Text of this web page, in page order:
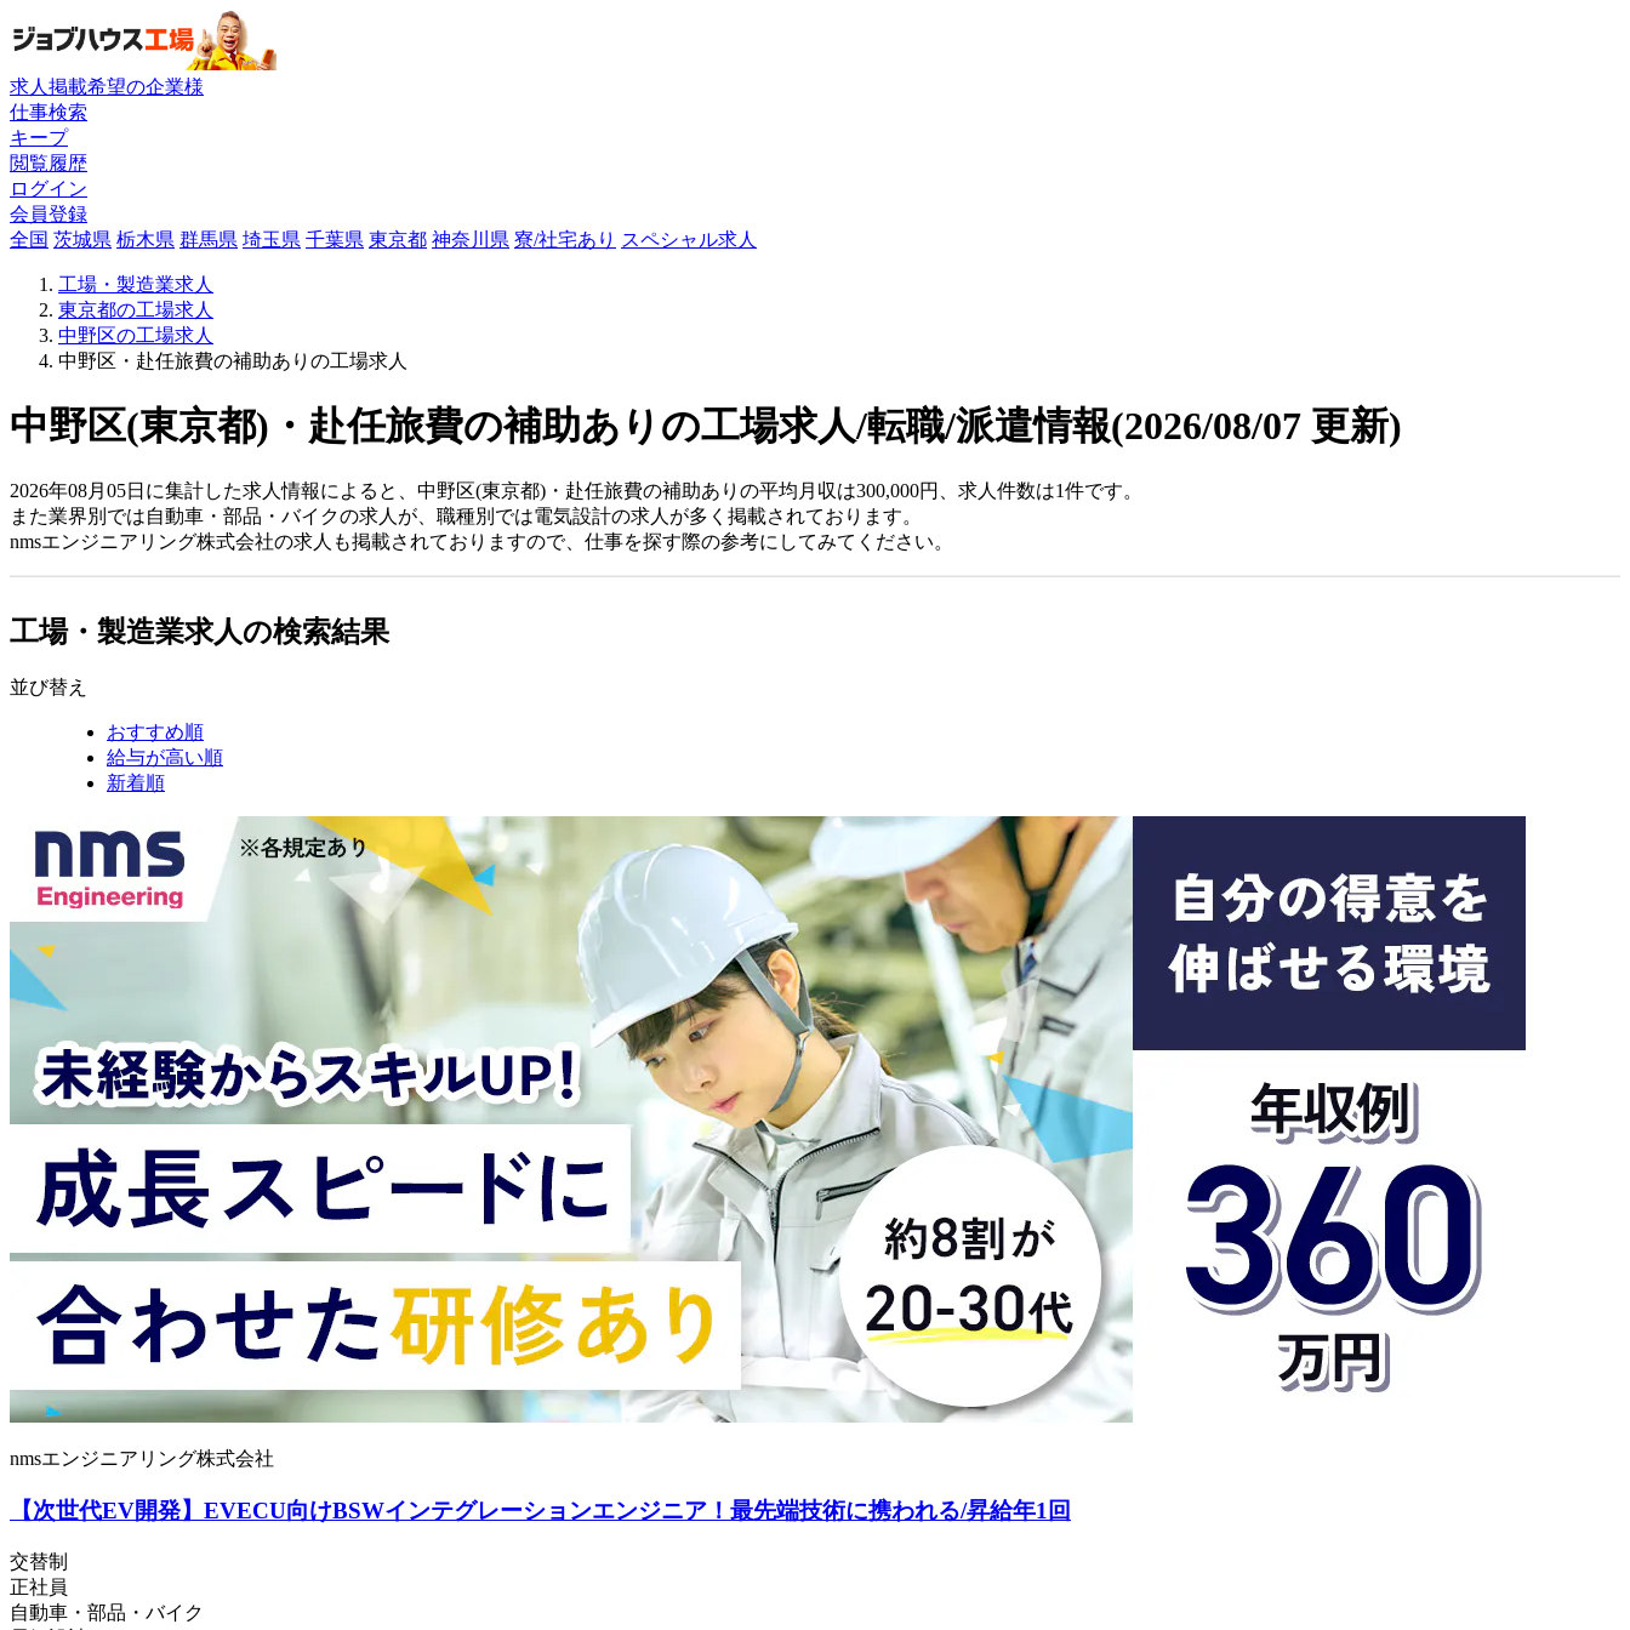
求人掲載希望の企業様
仕事検索
キープ
閲覧履歴
ログイン
会員登録
全国 茨城県 栃木県 群馬県 埼玉県 千葉県 東京都 神奈川県 寮/社宅あり スペシャル求人
工場・製造業求人
東京都の工場求人
中野区の工場求人
中野区・赴任旅費の補助ありの工場求人
中野区(東京都)・赴任旅費の補助ありの工場求人/転職/派遣情報(2026/08/07 更新)
2026年08月05日に集計した求人情報によると、中野区(東京都)・赴任旅費の補助ありの平均月収は300,000円、求人件数は1件です。
また業界別では自動車・部品・バイクの求人が、職種別では電気設計の求人が多く掲載されております。
nmsエンジニアリング株式会社の求人も掲載されておりますので、仕事を探す際の参考にしてみてください。
工場・製造業求人の検索結果
並び替え
おすすめ順
給与が高い順
新着順
nmsエンジニアリング株式会社
【次世代EV開発】EVECU向けBSWインテグレーションエンジニア！最先端技術に携われる/昇給年1回
交替制
正社員
自動車・部品・バイク